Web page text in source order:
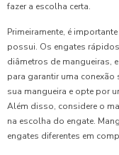
fazer a escolha certa.
Primeiramente, é
possui. Os engates
diâmetros de mangueiras,
para garantir uma conexão
sua mangueira e opte por
Além disso, considere o
na escolha do engate.
engates diferentes em